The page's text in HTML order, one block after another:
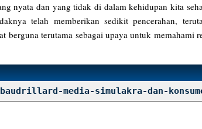
nyata dan yang tidak di dalam kehidupan kita
telah memberikan sedikit pencerahan,
berguna terutama sebagai upaya untuk memahami
media-simulakra-dan-